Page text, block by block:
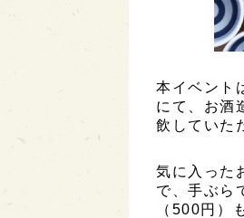
本イベント
にて、お酒
飲していた
気に入った
で、手ぶら
（500円）